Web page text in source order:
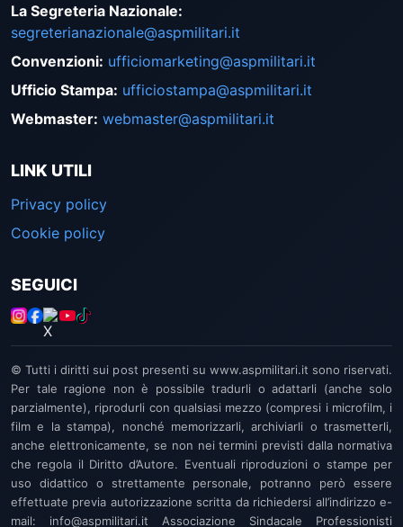
La Segreteria Nazionale:
segreterianazionale@aspmilitari.it
Convenzioni: ufficiomarketing@aspmilitari.it
Ufficio Stampa: ufficiostampa@aspmilitari.it
Webmaster: webmaster@aspmilitari.it
LINK UTILI
Privacy policy
Cookie policy
SEGUICI
© Tutti i diritti sui post presenti su www.aspmilitari.it sono riservati.
Per tale ragione non è possibile tradurli o adattarli (anche solo
parzialmente), riprodurli con qualsiasi mezzo (compresi i microfilm, i
film e la stampa), nonché memorizzarli, archiviarli o trasmetterli,
anche elettronicamente, se non nei termini previsti dalla normativa
che regola il Diritto d’Autore. Eventuali riproduzioni o stampe per
uso didattico o strettamente personale, potranno però essere
effettuate previa autorizzazione scritta da richiedersi all’indirizzo e-
mail: info@aspmilitari.it Associazione Sindacale Professionisti